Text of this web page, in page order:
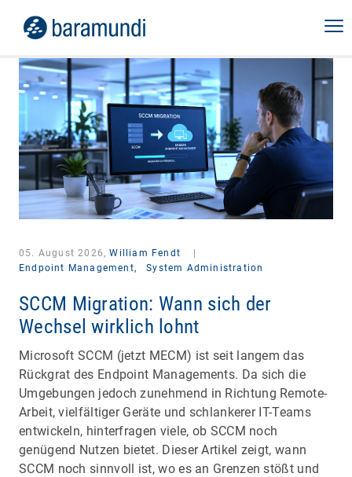
05. August 2026,William Fendt
Endpoint Management,
System Administration
SCCM Migration: Wann sich der
Wechsel wirklich lohnt
Microsoft SCCM (jetzt MECM) ist seit langem das
Rückgrat des Endpoint Managements. Da sich die
Umgebungen jedoch zunehmend in Richtung Remote-
Arbeit, vielfältiger Geräte und schlankerer IT-Teams
entwickeln, hinterfragen viele, ob SCCM noch
genügend Nutzen bietet. Dieser Artikel zeigt, wann
SCCM noch sinnvoll ist, wo es an Grenzen stößt und